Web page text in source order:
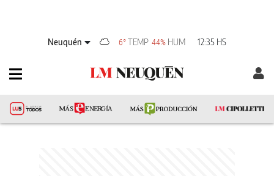
Neuquén 6°TEMP 44% HUM 12:35 HS